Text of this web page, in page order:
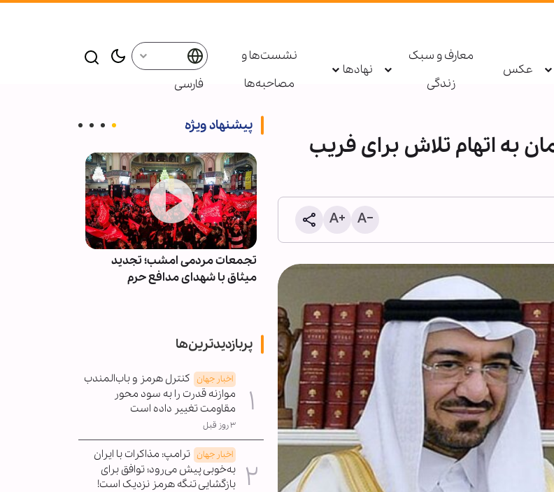
عکس
معارف و سبک
زندگی
نهادها
نشست‌ها و
مصاحبه‌ها
فارسی
به اتهام تلاش برای فریب
پیشنهاد ویژه
اذعان آمریکا به عبور ده‌ها کشتی از
محاصره ایران
تجمعات مردمی امشب؛ تجدید
میثاق با شهدای مدافع حرم
پربازدیدترین‌ها
اخبار جهان کنترل هرمز و باب‌المندب
موازنه قدرت را به سود محور
مقاومت تغییر داده است
۳ روز قبل
اخبار جهان ترامپ: مذاکرات با ایران
به‌خوبی پیش می‌رود؛ توافق برای
بازگشایی تنگه هرمز نزدیک است!